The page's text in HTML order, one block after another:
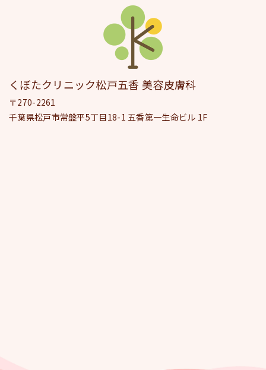
くぼたクリニック松戸五香 美容皮膚科
〒270-2261
千葉県松戸市常盤平5丁目18-1 五香第一生命ビル 1F